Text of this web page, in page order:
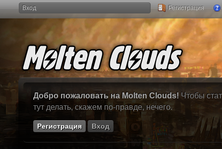
Вход Регистрация
Добро пожаловать на Molten Clouds! Чтобы
тут делать, скажем по-правде, нечего.
Регистрация Вход